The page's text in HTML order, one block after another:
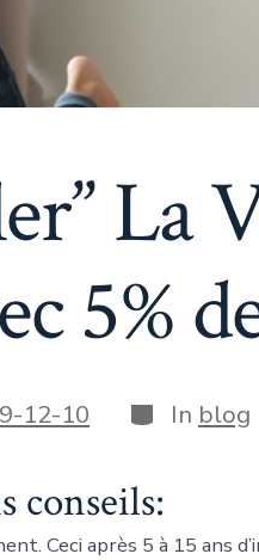
La
5%
12-10 In blog
conseils:
Ceci après 5 à 15 ans